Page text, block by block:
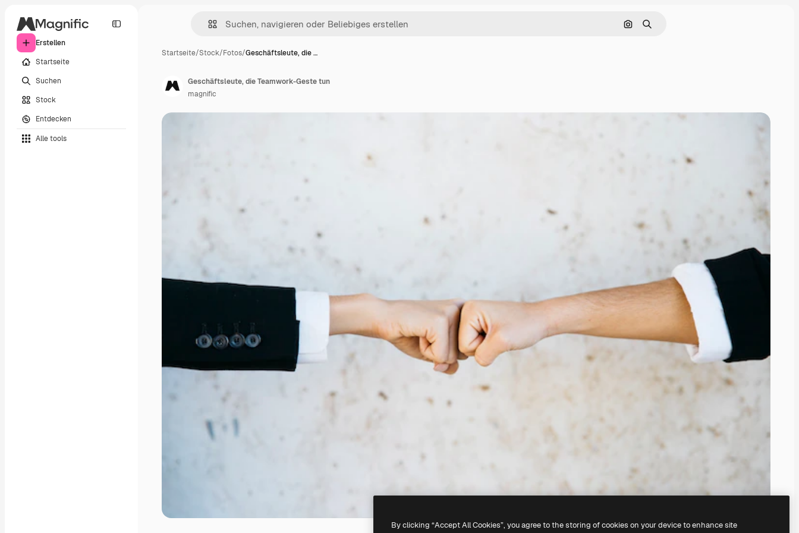
Erstellen
Startseite
Suchen
Stock
Entdecken
Alle tools
Nach Bild suchen
Suchen
Startseite/Stock/Fotos/Geschäftsleute, die …
Geschäftsleute, die Teamwork-Geste tun
magnific
By clicking “Accept All Cookies”, you agree to the storing of cookies on your device to enhance site